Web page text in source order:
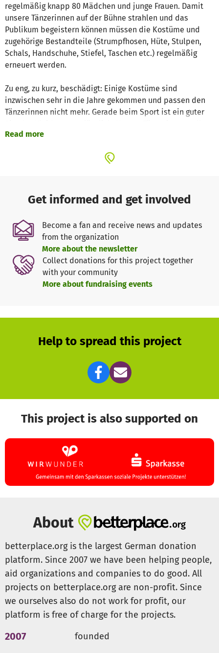
regelmäßig knapp 80 Mädchen und junge Frauen. Damit
unsere Tänzerinnen auf der Bühne strahlen und das
Publikum begeistern können müssen die Kostüme und
zugehörige Bestandteile (Strumpfhosen, Hüte, Stulpen,
Schals, Handschuhe, Stiefel, Taschen etc.) regelmäßig
erneuert werden.
Zu eng, zu kurz, beschädigt: Einige Kostüme sind
inzwischen sehr in die Jahre gekommen und passen den
Tänzerinnen nicht mehr. Gerade beim Sport ist ein guter
sich auf der Bühne wohlfühlen und mit schönen und
regelmäßiges Training erhalten.
werden die Kosten für den laufenden Betrieb, z.B. für
Versicherungen, Mieten von Trainingsräumen etc. gedeckt.
Das reicht jedoch bei weitem nicht für die Anschaffung
von neuen Kostümen.
Helfen Sie uns, damit wir auch weiterhin aktive Kinder-
und Jugendarbeit durchführen und das kulturelle
Brauchtum der Fasnet am Leben halten können!
Erreichen des Gesamtziels bei!
Weitere Informationen/Kontaktdaten über die Gmender
Fasnet e.V. können Sie unserer Homepage unter
www.gmender-fasnet.deentnehmen.
Read more
Get informed and get involved
Become a fan and receive news and updates
from the organization
More about the newsletter
Collect donations for this project together
with your community
More about fundraising events
Help to spread this project
This project is also supported on
About
betterplace.org is the largest German donation
platform. Since 2007 we have been helping people,
aid organizations and companies to do good. All
projects on betterplace.org are non-profit. Since
we ourselves also do not work for profit, our
platform is free of charge for the projects.
2007 founded